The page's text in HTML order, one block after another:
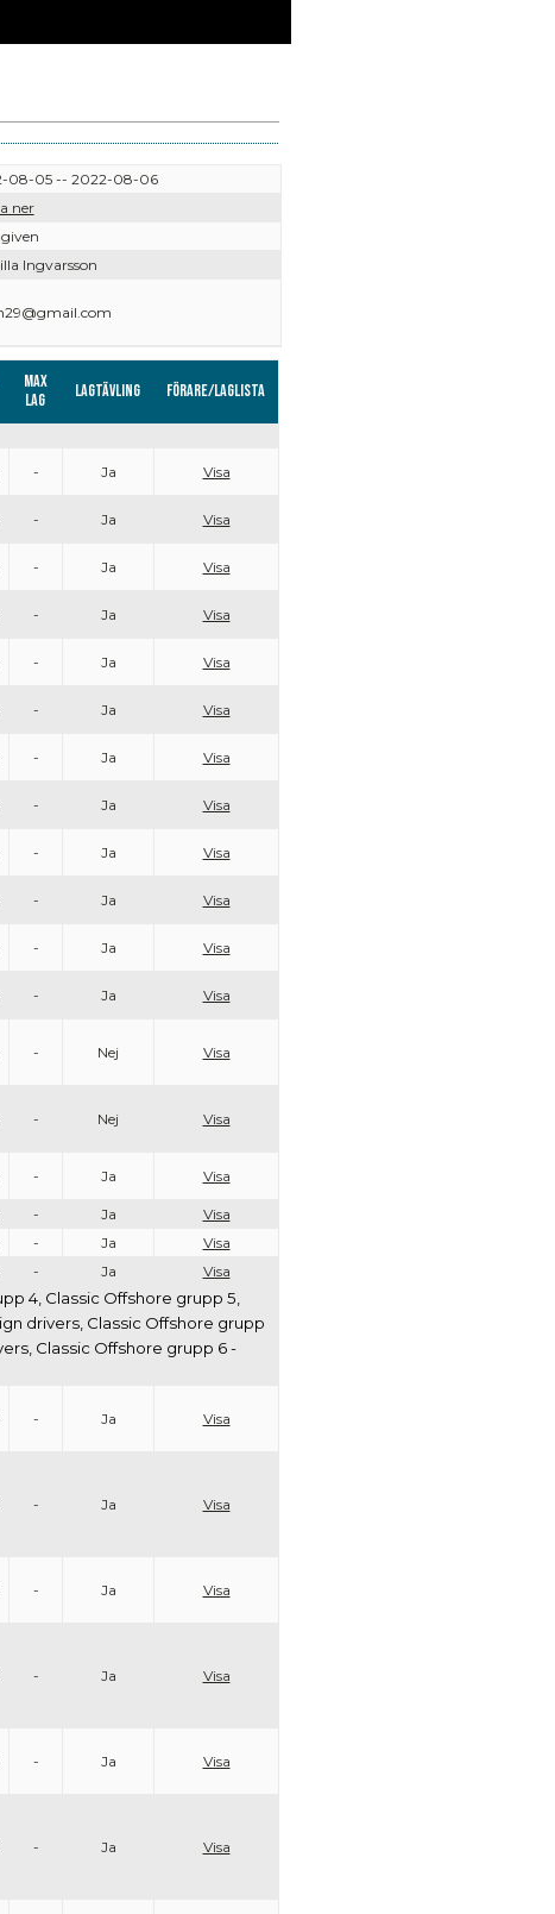
08-05 -- 2022-08-06
ner
Ingvarsson
Max
lag
Lagtävling Förare/Laglista
- Ja Visa
- Ja Visa
- Ja Visa
- Ja Visa
- Ja Visa
- Ja Visa
- Ja Visa
- Ja Visa
- Ja Visa
- Ja Visa
- Ja Visa
- Ja Visa
- Nej Visa
- Nej Visa
- Ja Visa
- Ja
Visa
- Ja
Visa
- Ja Visa
4, Classic Offshore grupp 5,
drivers, Classic Offshore grupp
Classic Offshore grupp 6 -
- Ja Visa
- Ja Visa
- Ja Visa
- Ja Visa
- Ja Visa
- Ja Visa